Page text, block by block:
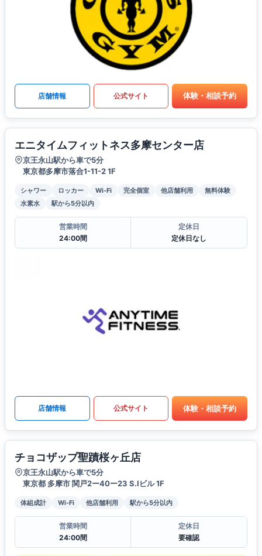
店舗情報 公式サイト 体験・相談予約
エニタイムフィットネス多摩センター店
京王永山駅から車で5分
東京都多摩市落合1-11-2 1F
シャワー ロッカー Wi-Fi 完全個室 他店舗利用
無料体験
水素水
駅から5分以内
営業時間
24:00間
定休日
定休日なし
店舗情報 公式サイト 体験・相談予約
チョコザップ聖蹟桜ヶ丘店
京王永山駅から車で5分
東京都 多摩市 関戸2ー40ー23 S.Iビル 1F
体組成計 Wi-Fi 他店舗利用 駅から5分以内
営業時間
24:00間
定休日
要確認